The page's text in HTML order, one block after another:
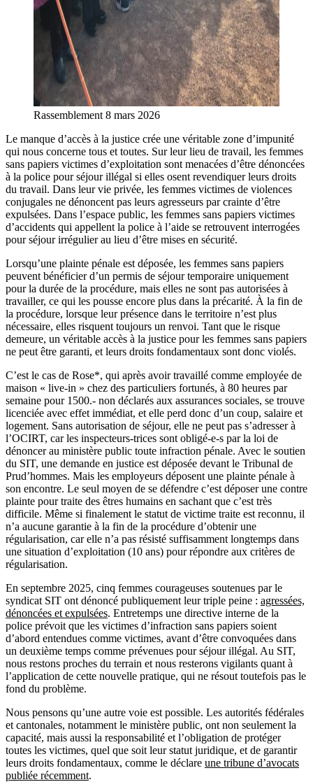
Rassemblement 8 mars 2026
Le manque d’accès à la justice crée une véritable zone d’impunité
qui nous concerne tous et toutes. Sur leur lieu de travail, les femmes
sans papiers victimes d’exploitation sont menacées d’être dénoncées
à la police pour séjour illégal si elles osent revendiquer leurs droits
du travail. Dans leur vie privée, les femmes victimes de violences
conjugales ne dénoncent pas leurs agresseurs par crainte d’être
expulsées. Dans l’espace public, les femmes sans papiers victimes
d’accidents qui appellent la police à l’aide se retrouvent interrogées
pour séjour irrégulier au lieu d’être mises en sécurité.
Lorsqu’une plainte pénale est déposée, les femmes sans papiers
peuvent bénéficier d’un permis de séjour temporaire uniquement
pour la durée de la procédure, mais elles ne sont pas autorisées à
travailler, ce qui les pousse encore plus dans la précarité. À la fin de
la procédure, lorsque leur présence dans le territoire n’est plus
nécessaire, elles risquent toujours un renvoi. Tant que le risque
demeure, un véritable accès à la justice pour les femmes sans papiers
ne peut être garanti, et leurs droits fondamentaux sont donc violés.
C’est le cas de Rose*, qui après avoir travaillé comme employée de
maison « live-in » chez des particuliers fortunés, à 80 heures par
semaine pour 1500.- non déclarés aux assurances sociales, se trouve
licenciée avec effet immédiat, et elle perd donc d’un coup, salaire et
logement. Sans autorisation de séjour, elle ne peut pas s’adresser à
l’OCIRT, car les inspecteurs-trices sont obligé-e-s par la loi de
dénoncer au ministère public toute infraction pénale. Avec le soutien
du SIT, une demande en justice est déposée devant le Tribunal de
Prud’hommes. Mais les employeurs déposent une plainte pénale à
son encontre. Le seul moyen de se défendre c’est déposer une contre
plainte pour traite des êtres humains en sachant que c’est très
difficile. Même si finalement le statut de victime traite est reconnu, il
n’a aucune garantie à la fin de la procédure d’obtenir une
régularisation, car elle n’a pas résisté suffisamment longtemps dans
une situation d’exploitation (10 ans) pour répondre aux critères de
régularisation.
En septembre 2025, cinq femmes courageuses soutenues par le
syndicat SIT ont dénoncé publiquement leur triple peine : agressées,
dénoncées et expulsées. Entretemps une directive interne de la
police prévoit que les victimes d’infraction sans papiers soient
d’abord entendues comme victimes, avant d’être convoquées dans
un deuxième temps comme prévenues pour séjour illégal. Au SIT,
nous restons proches du terrain et nous resterons vigilants quant à
l’application de cette nouvelle pratique, qui ne résout toutefois pas le
fond du problème.
Nous pensons qu’une autre voie est possible. Les autorités fédérales
et cantonales, notamment le ministère public, ont non seulement la
capacité, mais aussi la responsabilité et l’obligation de protéger
toutes les victimes, quel que soit leur statut juridique, et de garantir
leurs droits fondamentaux, comme le déclare une tribune d’avocats
publiée récemment.